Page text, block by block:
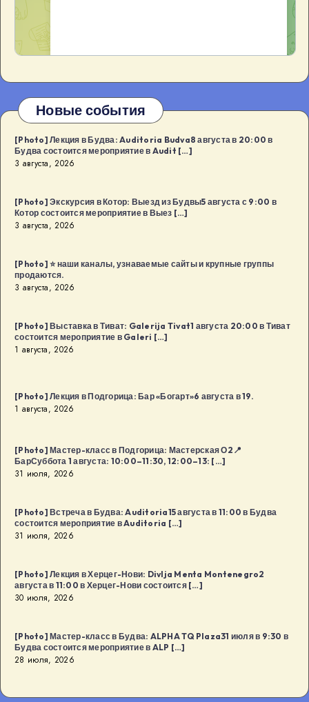
Новые события
[Photo] Лекция в Будва: Auditoria Budva8 августа в 20:00 в
Будва состоится мероприятие в Audit […]
3 августа, 2026
[Photo] Экскурсия в Котор: Выезд из Будвы5 августа с 9:00 в
Котор состоится мероприятие в Выез […]
3 августа, 2026
[Photo] ⭐️ наши каналы, узнаваемые сайты и крупные группы
продаются.
3 августа, 2026
[Photo] Выставка в Тиват: Galerija Tivat1 августа 20:00 в Тиват
состоится мероприятие в Galeri […]
1 августа, 2026
[Photo] Лекция в Подгорица: Бар «Богарт»6 августа в 19.
1 августа, 2026
[Photo] Мастер-класс в Подгорица: Мастерская О2📍
БарСуббота 1 августа: 10:00–11:30, 12:00–13: […]
31 июля, 2026
[Photo] Встреча в Будва: Auditoria15 августа в 11:00 в Будва
состоится мероприятие в Auditoria […]
31 июля, 2026
[Photo] Лекция в Херцег-Нови: Divlja Menta Montenegro2
августа в 11:00 в Херцег-Нови состоится […]
30 июля, 2026
[Photo] Мастер-класс в Будва: ALPHA TQ Plaza31 июля в 9:30 в
Будва состоится мероприятие в ALP […]
28 июля, 2026